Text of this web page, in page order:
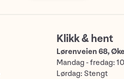
Klikk & hent
Lørenveien 68,
Mandag - fredag:
Lørdag: Stengt